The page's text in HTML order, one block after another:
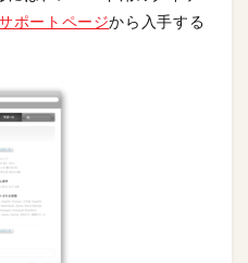
ポートページから入手する